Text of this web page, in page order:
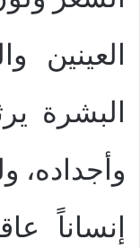
العينين
البشرة
وأجداده،
إنساناً